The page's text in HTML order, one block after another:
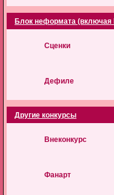
Блок неформата (включая
Сценки
Дефиле
Другие конкурсы
Внеконкурс
Фанарт